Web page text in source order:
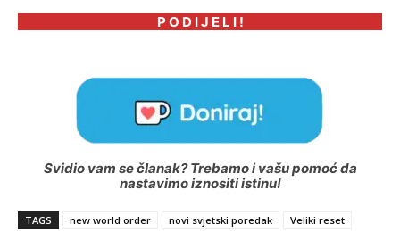
P O D I J E L I !
Svidio vam se članak? Trebamo i vašu pomoć da
nastavimo iznositi istinu!
TAGS new world order novi svjetski poredak Veliki reset